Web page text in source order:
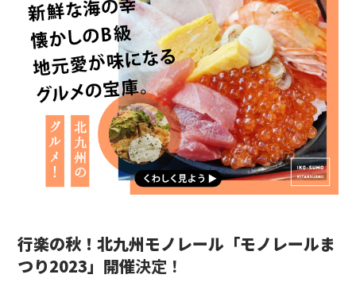
行楽の秋！北九州モノレール「モノレールま
つり2023」開催決定！